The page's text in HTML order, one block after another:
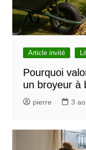
n
d
e
i
Article invité
Pourquoi
un broyeur à
pierre 3